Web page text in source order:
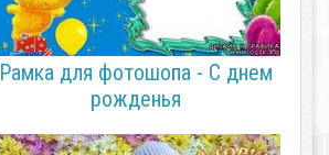
Рамка для фотошопа - С днем
рожденья